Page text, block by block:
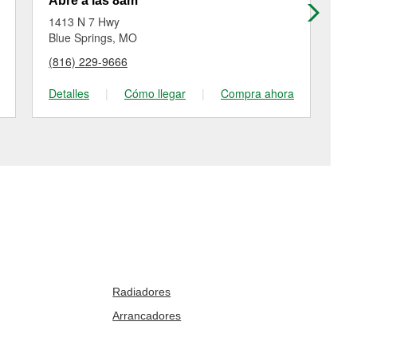
1413 N 7 Hwy
Blue Springs, MO
(816) 229-9666
Detalles
| Cómo llegar | Compra ahora
Radiadores
Arrancadores